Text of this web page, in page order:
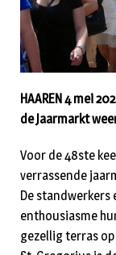
HAAREN 4 mei
de Jaarmarkt
Voor de 48ste
verrassende
De standwerkers
enthousiasme
gezellig terras